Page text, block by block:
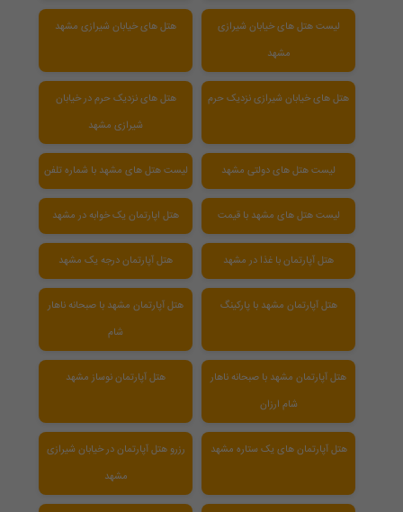
لیست هتل های خیابان شیرازی
مشهد
هتل های خیابان شیرازی مشهد
هتل های خیابان شیرازی نزدیک حرم
هتل های نزدیک حرم در خیابان
شیرازی مشهد
لیست هتل های دولتی مشهد لیست هتل های مشهد با شماره تلفن
لیست هتل های مشهد با قیمت هتل اپارتمان یک خوابه در مشهد
هتل آپارتمان با غذا در مشهد هتل آپارتمان درجه یک مشهد
هتل آپارتمان مشهد با پارکینگ
هتل آپارتمان مشهد با صبحانه ناهار
شام
هتل آپارتمان مشهد با صبحانه ناهار
شام ارزان
هتل آپارتمان نوساز مشهد
هتل آپارتمان های یک ستاره مشهد
رزرو هتل آپارتمان در خیابان شیرازی
مشهد